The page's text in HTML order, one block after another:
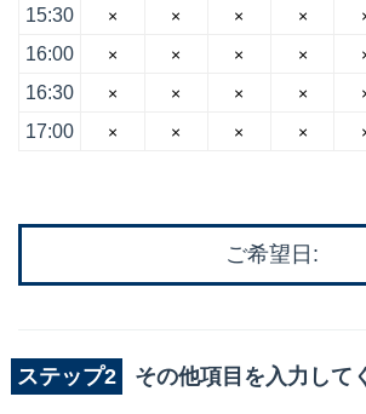
15:30
16:00
16:30
17:00
×
×
×
×
×
×
×
×
×
×
×
×
×
×
×
×
ご希望日:
ステップ2 その他項目を入力して